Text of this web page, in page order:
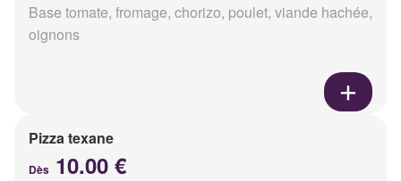
Base tomate, fromage, chorizo, poulet, viande hachée,
oignons
Pizza texane
Dès 10.00 €